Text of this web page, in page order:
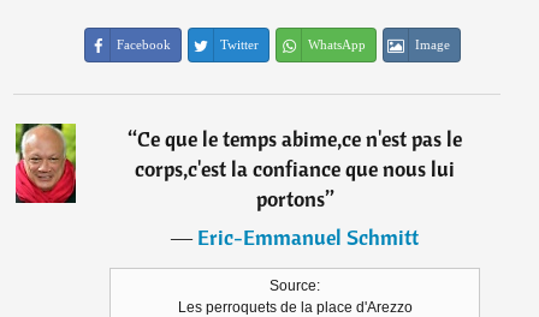
Facebook Twitter WhatsApp Image
“Ce que le temps abime,ce n'est pas le
corps,c'est la confiance que nous lui
portons”
―Eric-Emmanuel Schmitt
Source:
Les perroquets de la place d'Arezzo